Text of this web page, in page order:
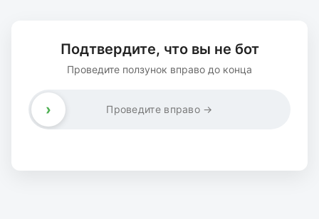
Подтвердите, что вы не бот
Проведите ползунок вправо до конца
Проведите вправо →
›